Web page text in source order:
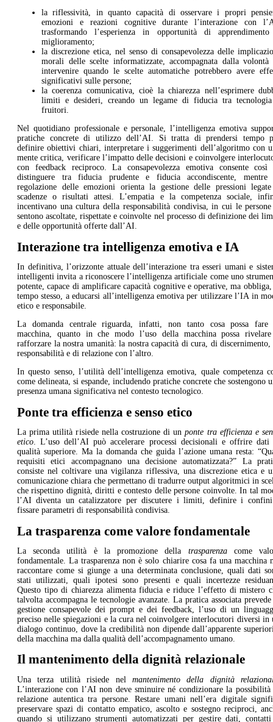
la riflessività, in quanto capacità di osservare i propri
emozioni e reazioni cognitive durante l’interazione con
trasformando l’esperienza in opportunità di
miglioramento;
la discrezione etica, nel senso di consapevolezza delle
morali delle scelte informatizzate, accompagnata dalla volontà
intervenire quando le scelte automatiche potrebbero avere
significativi sulle persone;
la coerenza comunicativa, cioè la chiarezza nell’esprimere
limiti e desideri, creando un legame di fiducia tra
fruitori.
Nel quotidiano professionale e personale, l’intelligenza emotiva
pratiche concrete di utilizzo dell’AI. Si tratta di prendersi tempo
definire obiettivi chiari, interpretare i suggerimenti dell’algoritmo con
mente critica, verificare l’impatto delle decisioni e coinvolgere
con feedback reciproco. La consapevolezza emotiva consente così
distinguere tra fiducia prudente e fiducia accondiscente, mentre
regolazione delle emozioni orienta la gestione delle pressioni
scadenze o risultati attesi. L’empatia e la competenza sociale,
incentivano una cultura della responsabilità condivisa, in cui le
sentono ascoltate, rispettate e coinvolte nel processo di definizione dei
e delle opportunità offerte dall’AI.
Interazione tra intelligenza emotiva e IA
In definitiva, l’orizzonte attuale dell’interazione tra esseri umani e
intelligenti invita a riconoscere l’intelligenza artificiale come uno
potente, capace di amplificare capacità cognitive e operative, ma
tempo stesso, a educarsi all’intelligenza emotiva per utilizzare l’IA in
etico e responsabile.
La domanda centrale riguarda, infatti, non tanto cosa possa fare
macchina, quanto in che modo l’uso della macchina possa
rafforzare la nostra umanità: la nostra capacità di cura, di
responsabilità e di relazione con l’altro.
In questo senso, l’utilità dell’intelligenza emotiva, quale competenza
come delineata, si espande, includendo pratiche concrete che sostengono
presenza umana significativa nel contesto tecnologico.
Ponte tra efficienza e senso etico
La prima utilità risiede nella costruzione di unponte tra efficienza e
etico. L’uso dell’AI può accelerare processi decisionali e offrire dati
qualità superiore. Ma la domanda che guida l’azione umana resta:
requisiti etici accompagnano una decisione automatizzata?” La
consiste nel coltivare una vigilanza riflessiva, una discrezione etica e
comunicazione chiara che permettano di tradurre output algoritmici in
che rispettino dignità, diritti e contesto delle persone coinvolte. In tal
l’AI diventa un catalizzatore per discutere i limiti, definire i
fissare parametri di responsabilità condivisa.
La trasparenza come valore fondamentale
La seconda utilità è la promozione della trasparenzacome
fondamentale. La trasparenza non è solo chiarire cosa fa una macchina
raccontare come si giunge a una determinata conclusione, quali dati
stati utilizzati, quali ipotesi sono presenti e quali incertezze
Questo tipo di chiarezza alimenta fiducia e riduce l’effetto di mistero
talvolta accompagna le tecnologie avanzate. La pratica associata
gestione consapevole dei prompt e dei feedback, l’uso di un
preciso nelle spiegazioni e la cura nel coinvolgere interlocutori diversi in
dialogo continuo, dove la credibilità non dipende dall’apparente
della macchina ma dalla qualità dell’accompagnamento umano.
Il mantenimento della dignità relazionale
Una terza utilità risiede nel mantenimento della dignità
L’interazione con l’AI non deve sminuire né condizionare la
relazione autentica tra persone. Restare umani nell’era digitale
preservare spazi di contatto empatico, ascolto e sostegno reciproci,
quando si utilizzano strumenti automatizzati per gestire dati,